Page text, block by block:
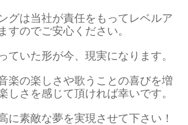
グは当社が責任をもってレベルア
すのでご安心ください。
ていた形が今、現実になります。
楽の楽しさや歌うことの喜びを増
しさを感じて頂ければ幸いです。
に素敵な夢を実現させて下さい！